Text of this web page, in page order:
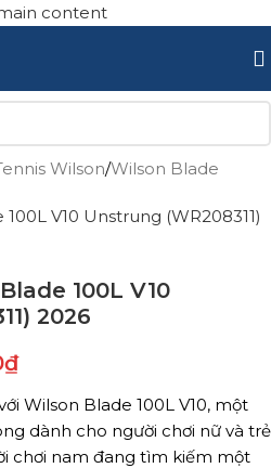
content
Wilson/Wilson Blade
100L V10
2026
₫
Wilson Blade 100L V10, một
dành cho người chơi nữ và trẻ
chơi nam đang tìm kiếm một